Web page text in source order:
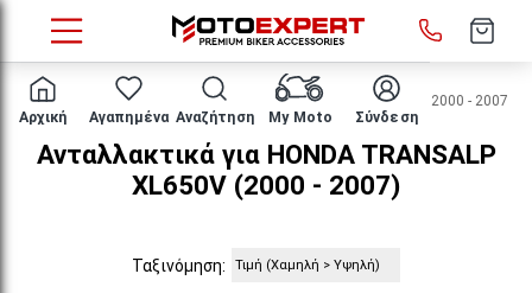
Αρχική Αγαπημένα Αναζήτηση My Moto Σύνδεση
HOME Μάρκα/μοντέλο HONDA TRANSALP XL650V 2000 - 2007
Ανταλλακτικά για HONDA TRANSALP
XL650V (2000 - 2007)
Ταξινόμηση: